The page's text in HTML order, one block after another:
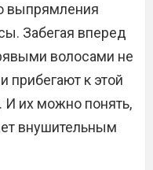
выпрямления
Забегая вперед
волосами не
прибегают к этой
И их можно понять,
внушительным